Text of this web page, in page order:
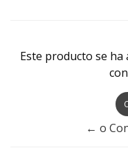
Este producto se
← o